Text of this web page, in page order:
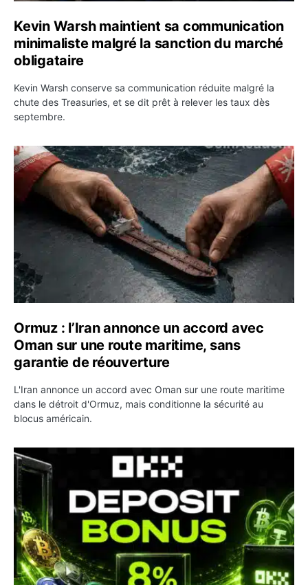
Kevin Warsh maintient sa communication
minimaliste malgré la sanction du marché
obligataire
Kevin Warsh conserve sa communication réduite malgré la
chute des Treasuries, et se dit prêt à relever les taux dès
septembre.
Ormuz : l’Iran annonce un accord avec Oman sur une
Ormuz : l’Iran annonce un accord avec
Oman sur une route maritime, sans
garantie de réouverture
L'Iran annonce un accord avec Oman sur une route maritime
dans le détroit d'Ormuz, mais conditionne la sécurité au
blocus américain.
OKX relance une campagne Deposit Bonus : jusqu’à 5